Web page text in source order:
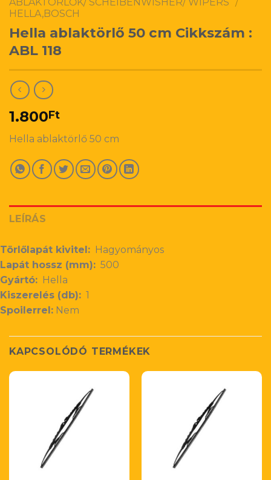
HELLA,BOSCH
Hella ablaktörlő 50 cm Cikkszám :
ABL 118
1.800Ft
Hella ablaktörlő 50 cm
LEÍRÁS
Törlőlapát kivitel: Hagyományos
Lapát hossz (mm): 500
Gyártó: Hella
Kiszerelés (db): 1
Spoilerrel: Nem
KAPCSOLÓDÓ TERMÉKEK